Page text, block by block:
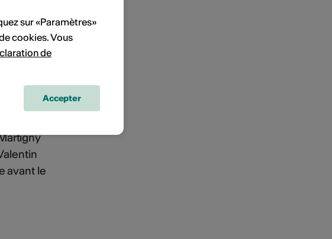
avant le
sur «Paramètres»
cookies. Vous
de
Accepter